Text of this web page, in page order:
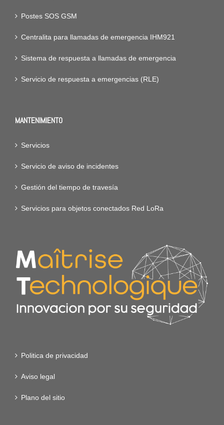
Postes SOS GSM
Centralita para llamadas de emergencia IHM921
Sistema de respuesta a llamadas de emergencia
Servicio de respuesta a emergencias (RLE)
MANTENIMIENTO
Servicios
Servicio de aviso de incidentes
Gestión del tiempo de travesía
Servicios para objetos conectados Red LoRa
Politica de privacidad
Aviso legal
Plano del sitio